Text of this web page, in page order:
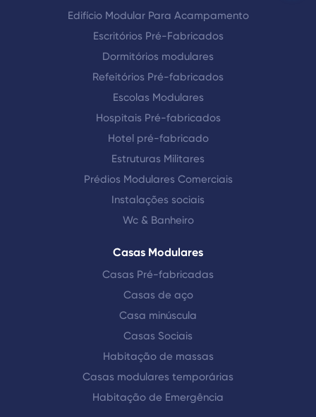
Edifício Modular Para Acampamento
Escritórios Pré-Fabricados
Dormitórios modulares
Refeitórios Pré-fabricados
Escolas Modulares
Hospitais Pré-fabricados
Hotel pré-fabricado
Estruturas Militares
Prédios Modulares Comerciais
Instalações sociais
Wc & Banheiro
Casas Modulares
Casas Pré-fabricadas
Casas de aço
Casa minúscula
Casas Sociais
Habitação de massas
Casas modulares temporárias
Habitação de Emergência